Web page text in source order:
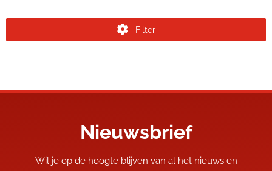
Filter
Nieuwsbrief
Wil je op de hoogte blijven van al het nieuws en